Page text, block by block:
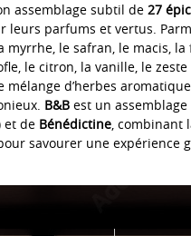
assemblage subtil de 27
leurs parfums et vertus.
myrrhe, le safran, le macis,
le citron, la vanille, le zeste
d’herbes
B&B est un
et de Bénédictine, combinant
savourer une expérience